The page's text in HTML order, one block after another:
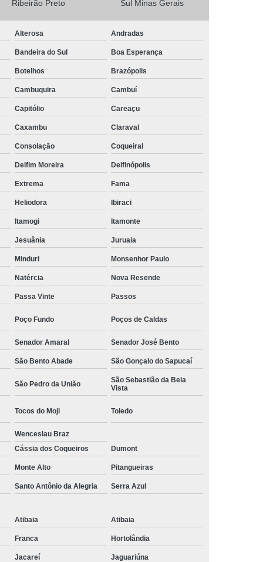
Camisa Social Manga Longa
Camisa Social Manga Longa Preta
Camisa Social Masculina Preta Manga Longa
Camisa a Rigor Social Masculina
Social Branca Masculina
Camisa Social Jeans Masculina
Social Masculina a Rigor
Manga Longa Social Masculina Preço
Social Branca Masculina Preço
Camisa Social Jeans Masculina Preço
Camisa Social Masculina Manga Curta Preço
Camisa Social Masculina Preço
Camisa Social Masculina Slim Preço
Fábrica Camisa Social
Fábrica de Camisa Social
Fábrica de Camisa Social Masculina
Loja de Fábrica Camisa Social
Loja de Moda Masculina Online
Loja Moda Masculina Executivo
Social
Loja Virtual Moda Masculina
Moda Básica Masculina
Masculina
Moda Masculina
Social
Moda Masculina Esporte Fino
Social
Moda Plus Size Masculina
Ribeirão Preto Sul Minas Gerais
Alterosa Andradas
Bandeira do Sul Boa Esperança
Botelhos Brazópolis
Cambuquira Cambuí
Capitólio Careaçu
Caxambu Claraval
Consolação Coqueiral
Delfim Moreira Delfinópolis
Extrema Fama
Heliodora Ibiraci
Itamogi Itamonte
Jesuânia Juruaia
Minduri Monsenhor Paulo
Natércia Nova Resende
Passa Vinte Passos
Poço Fundo Poços de Caldas
Senador Amaral Senador José Bento
São Bento Abade São Gonçalo do Sapucaí
São Pedro da União
São Sebastião da Bela
Vista
Tocos do Moji Toledo
Wenceslau Braz
Cássia dos Coqueiros Dumont
Monte Alto Pitangueiras
Santo Antônio da Alegria Serra Azul
Atibaia Atibaia
Franca Hortolândia
Jacareí Jaguariúna